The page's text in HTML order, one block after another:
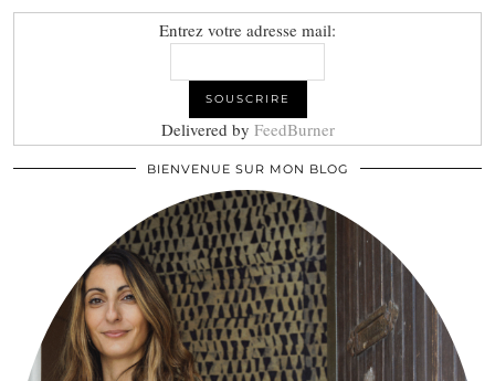
Entrez votre adresse mail:
Delivered by FeedBurner
BIENVENUE SUR MON BLOG